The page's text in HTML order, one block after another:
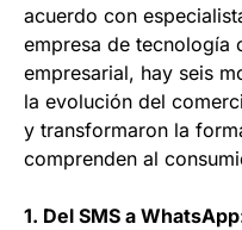
acuerdo con
empresa de tecnología
empresarial, hay seis
la evolución del
y transformaron la
comprenden al
1. Del SMS a